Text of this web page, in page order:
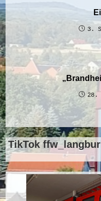
3.
28.
TikTok